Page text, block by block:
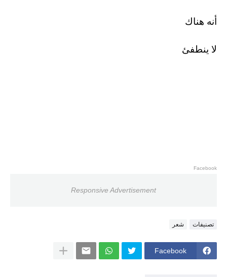
أنه هناك
لا ينطفئ
Facebook
Responsive Advertisement
تصنيفات شعر
Facebook